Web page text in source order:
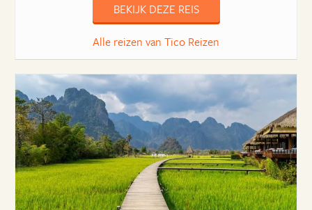
BEKIJK DEZE REIS
Alle reizen van Tico Reizen